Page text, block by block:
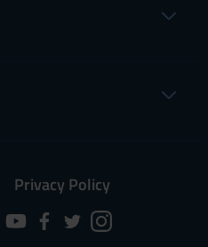
Privacy Policy